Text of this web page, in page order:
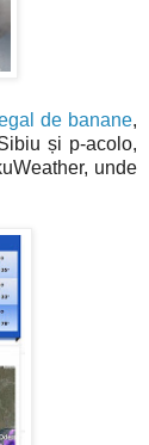
de banane,
și p-acolo,
unde